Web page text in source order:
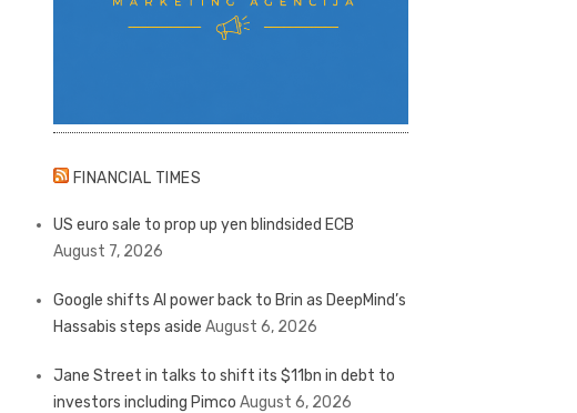
FINANCIAL TIMES
US euro sale to prop up yen blindsided ECB
August 7, 2026
Google shifts AI power back to Brin as DeepMind’s
Hassabis steps aside August 6, 2026
Jane Street in talks to shift its $11bn in debt to
investors including Pimco August 6, 2026